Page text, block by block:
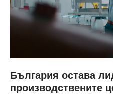
България остава
производствените